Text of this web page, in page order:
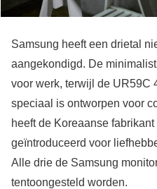
Samsung heeft een drietal
aangekondigd. De
voor werk, terwijl de UR59C
speciaal is ontworpen voor
heeft de Koreaanse
geïntroduceerd voor
Alle drie de Samsung
tentoongesteld worden.